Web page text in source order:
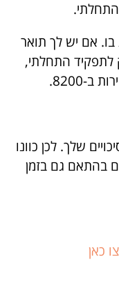
אם יש לך תואר
לתפקיד התחלתי,
8200.
שלך. לכן כוונו
בהתאם גם בזמן
כאן